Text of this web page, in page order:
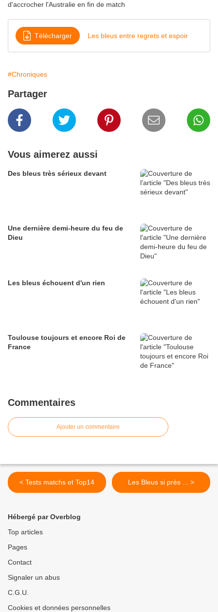
d'accrocher l'Australie en fin de match
Télécharger Les bleus entre regrets et espoir
#Chroniques
Partager
Vous aimerez aussi
Des bleus très sérieux devant
Une dernière demi-heure du feu de
Dieu
Les bleus échouent d'un rien
Toulouse toujours et encore Roi de
France
Commentaires
Ajouter un commentaire
< Tests matchs et Top14 Les Bleus si près ... >
Hébergé par Overblog
Top articles
Pages
Contact
Signaler un abus
C.G.U.
Cookies et données personnelles